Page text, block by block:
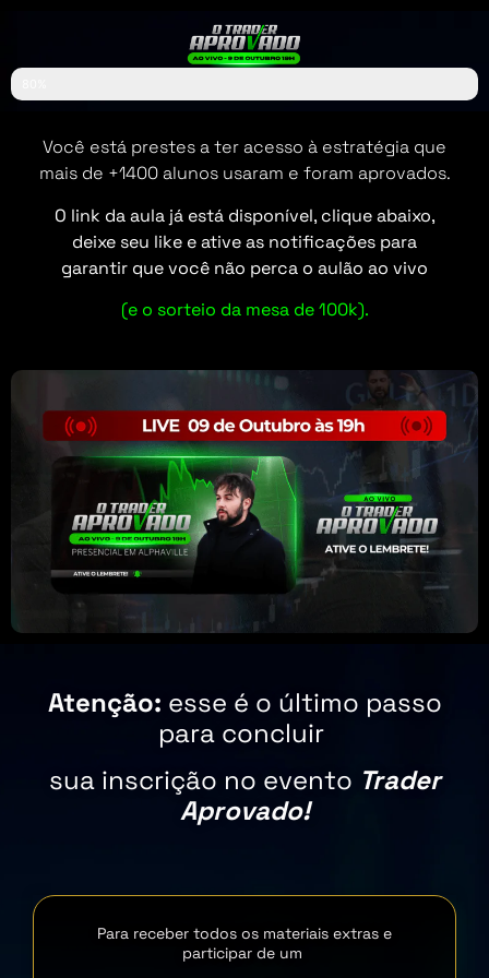
Você está prestes a ter acesso à estratégia que
mais de +1400 alunos usaram e foram aprovados.
O link da aula já está disponível, clique abaixo,
deixe seu like e ative as notificações para
garantir que você não perca o aulão ao vivo
(e o sorteio da mesa de 100k).
Atenção: esse é o último passo
para concluir
sua inscrição no evento Trader
Aprovado!
Para receber todos os materiais extras e
participar de um